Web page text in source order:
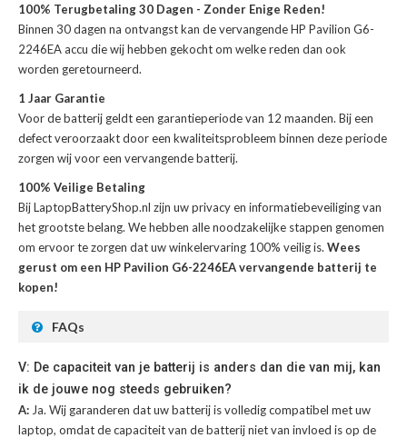
100% Terugbetaling 30 Dagen - Zonder Enige Reden!
Binnen 30 dagen na ontvangst kan devervangende HP Pavilion G6-
2246EA accu die wij hebben gekocht om welke reden dan ook
worden geretourneerd.
1 Jaar Garantie
Voor debatterij geldt een garantieperiode van 12 maanden. Bij een
defect veroorzaakt door een kwaliteitsprobleem binnen deze periode
zorgen wij voor een vervangende batterij.
100% Veilige Betaling
Bij LaptopBatteryShop.nl zijn uw privacy en informatiebeveiliging van
het grootste belang. We hebben alle noodzakelijke stappen genomen
om ervoor te zorgen dat uw winkelervaring 100% veilig is. Wees
gerust om een HP Pavilion G6-2246EA vervangende batterij te
kopen!
FAQs
V: De capaciteit van je batterij is anders dan die van mij, kan
ik de jouwe nog steeds gebruiken?
A: Ja. Wij garanderen dat uw batterij is volledig compatibel met uw
laptop, omdat de capaciteit van de batterij niet van invloed is op de